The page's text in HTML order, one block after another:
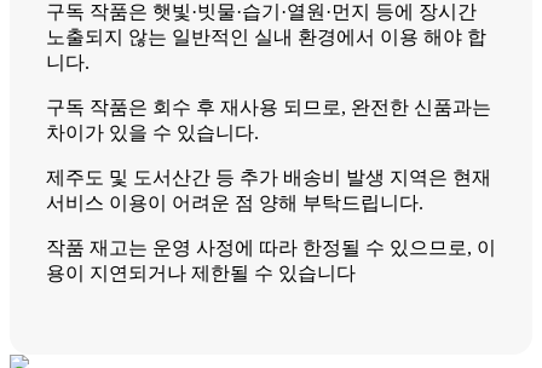
구독 작품은 햇빛·빗물·습기·열원·먼지 등에 장시간
노출되지 않는 일반적인 실내 환경에서 이용 해야 합
니다.
구독 작품은 회수 후 재사용 되므로, 완전한 신품과는
차이가 있을 수 있습니다.
제주도 및 도서산간 등 추가 배송비 발생 지역은 현재
서비스 이용이 어려운 점 양해 부탁드립니다.
작품 재고는 운영 사정에 따라 한정될 수 있으므로, 이
용이 지연되거나 제한될 수 있습니다